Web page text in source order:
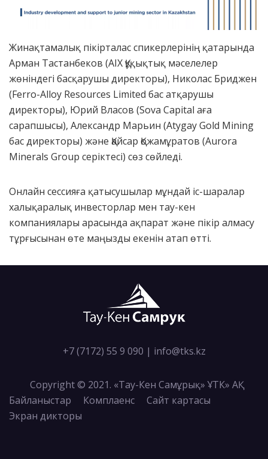
Жинақтамалық пікірталас спикерлерінің қатарында
Арман Тастанбеков (AIX Құқықтық мәселелер
жөніндегі басқарушы директоры), Николас Бриджен
(Ferro-Alloy Resources Limited бас атқарушы
директоры), Юрий Власов (Sova Capital аға
сарапшысы), Александр Марьин (Atygay Gold Mining
бас директоры) және Қайсар Қожамұратов (Aurora
Minerals Group серіктесі) сөз сөйледі.
Онлайн сессияға қатысушылар мұндай іс-шаралар
халықаралық инвесторлар мен тау-кен
компаниялары арасында ақпарат және пікір алмасу
тұрғысынан өте маңызды екенін атап өтті.
+7 (7172) 55 9 090 | info@tks.kz
Copyright © 2021. «Тау-Кен Самұрық» ҰТК» АҚ
Байланыстар
Комплаенс
Сайт картасы
Экран дикторы